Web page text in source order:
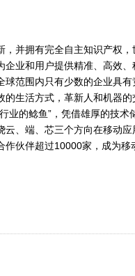
并拥有完全自主知识产权，
业和用户提供精准、高效、
范围内只有少数的企业具有
生活方式，革新人和机器的
业的鲶鱼”，凭借雄厚的技术
、端、芯三个方向在移动应
作伙伴超过10000家，成为移